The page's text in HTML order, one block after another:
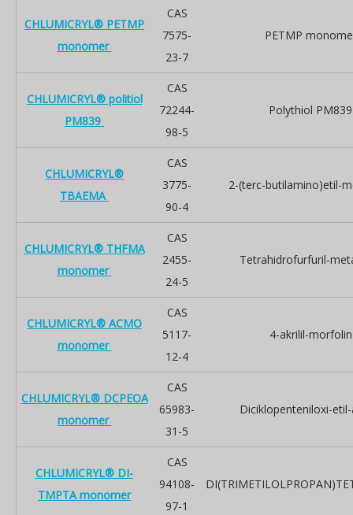
CHLUMICRYL® PETMP
monomer
CAS
7575-
23-7
PETMP
CHLUMICRYL® politiol
PM839
CAS
72244-
98-5
Polythiol PM839
CHLUMICRYL®
TBAEMA
CAS
3775-
90-4
2-(terc-butilamino)etil-
CHLUMICRYL® THFMA
monomer
CAS
2455-
24-5
Tetrahidrofurfuril-
CHLUMICRYL® ACMO
monomer
CAS
5117-
12-4
4-akrilil-morfolin
CHLUMICRYL® DCPEOA
monomer
CAS
65983-
31-5
Diciklopenteniloxi-
CHLUMICRYL® DI-
TMPTA monomer
CAS
94108-
97-1